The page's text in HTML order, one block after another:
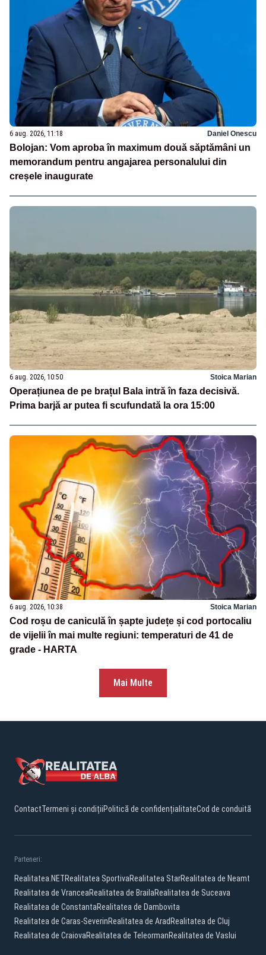
6 aug. 2026, 11:18 Daniel Onescu
Bolojan: Vom aproba în maximum două săptămâni un
memorandum pentru angajarea personalului din
creșele inaugurate
6 aug. 2026, 10:50 Stoica Marian
Operațiunea de pe brațul Bala intră în faza decisivă.
Prima barjă ar putea fi scufundată la ora 15:00
6 aug. 2026, 10:38 Stoica Marian
Cod roșu de caniculă în șapte județe și cod portocaliu
de vijelii în mai multe regiuni: temperaturi de 41 de
grade - HARTA
Mai Multe
ContactTermeni și condițiiPolitică de confidențialitateCod de conduită
Parteneri:
Realitatea.NETRealitatea SportivaRealitatea StarRealitatea de Neamt
Realitatea de VranceaRealitatea de BrailaRealitatea de Suceava
Realitatea de ConstantaRealitatea de Dambovita
Realitatea de Caras-SeverinRealitatea de Arad Realitatea de Cluj
Realitatea de CraiovaRealitatea de TeleormanRealitatea de Vaslui